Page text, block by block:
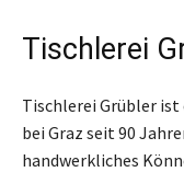
Tischlerei
Tischlerei Grübler
bei Graz seit 90
handwerkliches